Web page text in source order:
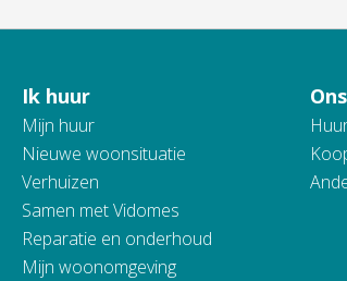
Contactinformatie
Ik huur
Mijn huur
Nieuwe woonsituatie
Verhuizen
Samen met Vidomes
Reparatie en onderhoud
Mijn woonomgeving